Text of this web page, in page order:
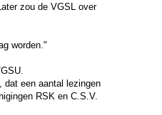
zou de VGSL over
worden."
dat een aantal lezingen
RSK en C.S.V.